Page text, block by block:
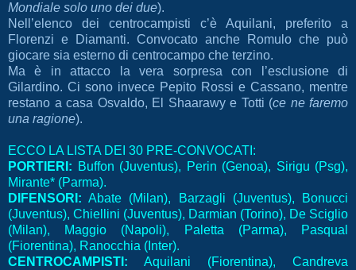
Mondiale solo uno dei due).
Nell’elenco dei centrocampisti c’è Aquilani, preferito a
Florenzi e Diamanti. Convocato anche Romulo che può
giocare sia esterno di centrocampo che terzino.
Ma è in attacco la vera sorpresa con l’esclusione di
Gilardino. Ci sono invece Pepito Rossi e Cassano, mentre
restano a casa Osvaldo, El Shaarawy e Totti (ce ne faremo
una ragione).
ECCO LA LISTA DEI 30 PRE-CONVOCATI:
PORTIERI: Buffon (Juventus), Perin (Genoa), Sirigu (Psg),
Mirante* (Parma).
DIFENSORI: Abate (Milan), Barzagli (Juventus), Bonucci
(Juventus), Chiellini (Juventus), Darmian (Torino), De Sciglio
(Milan), Maggio (Napoli), Paletta (Parma), Pasqual
(Fiorentina), Ranocchia (Inter).
CENTROCAMPISTI: Aquilani (Fiorentina), Candreva